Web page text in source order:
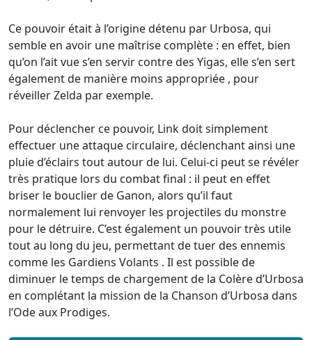
Ce pouvoir était à l’origine détenu par Urbosa, qui
semble en avoir une maîtrise complète : en effet, bien
qu’on l’ait vue s’en servir contre des Yigas, elle s’en sert
également de manière moins appropriée , pour
réveiller Zelda par exemple.
Pour déclencher ce pouvoir, Link doit simplement
effectuer une attaque circulaire, déclenchant ainsi une
pluie d’éclairs tout autour de lui. Celui-ci peut se révéler
très pratique lors du combat final : il peut en effet
briser le bouclier de Ganon, alors qu’il faut
normalement lui renvoyer les projectiles du monstre
pour le détruire. C’est également un pouvoir très utile
tout au long du jeu, permettant de tuer des ennemis
comme les Gardiens Volants . Il est possible de
diminuer le temps de chargement de la Colère d’Urbosa
en complétant la mission de la Chanson d’Urbosa dans
l’Ode aux Prodiges.